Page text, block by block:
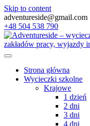
Skip to content
adventureside@gmail.com
+48 504 538 790
Strona główna
Wycieczki szkolne
Krajowe
1 dzień
2 dni
3 dni
4 dni